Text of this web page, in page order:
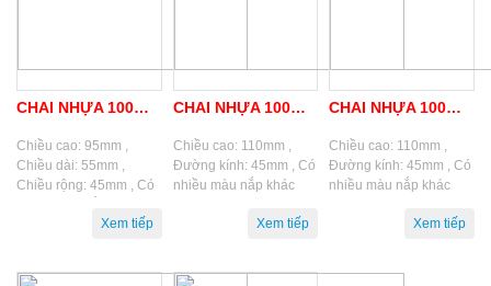
CHAI NHỰA 100ML (TPD – N04)
Chiều cao: 95mm ,
Chiều dài: 55mm ,
Chiều rộng: 45mm , Có
CHAI NHỰA 100ML (TPD – 04)
Chiều cao: 110mm ,
Đường kính: 45mm , Có
nhiều màu nắp khác
CHAI NHỰA 100ML (TPD – 04)
Chiều cao: 110mm ,
Đường kính: 45mm , Có
nhiều màu nắp khác